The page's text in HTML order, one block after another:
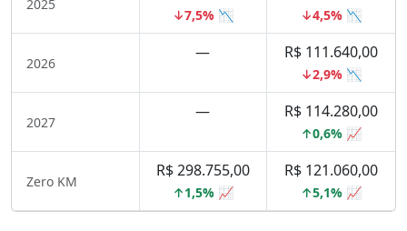
2025
↓7,5% 📉 ↓4,5% 📉
2026
— R$ 111.640,00
↓2,9% 📉
2027
— R$ 114.280,00
↑0,6% 📈
Zero KM
R$ 298.755,00
↑1,5% 📈
R$ 121.060,00
↑5,1% 📈